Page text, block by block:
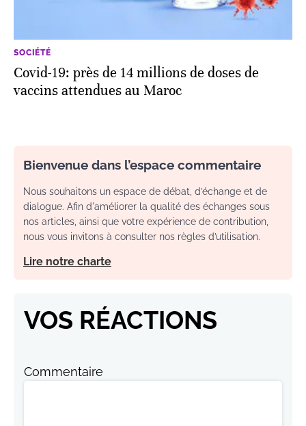
SOCIÉTÉ
Covid-19: près de 14 millions de doses de
vaccins attendues au Maroc
Bienvenue dans l’espace commentaire
Nous souhaitons un espace de débat, d’échange et de
dialogue. Afin d'améliorer la qualité des échanges sous
nos articles, ainsi que votre expérience de contribution,
nous vous invitons à consulter nos règles d’utilisation.
Lire notre charte
VOS RÉACTIONS
Commentaire